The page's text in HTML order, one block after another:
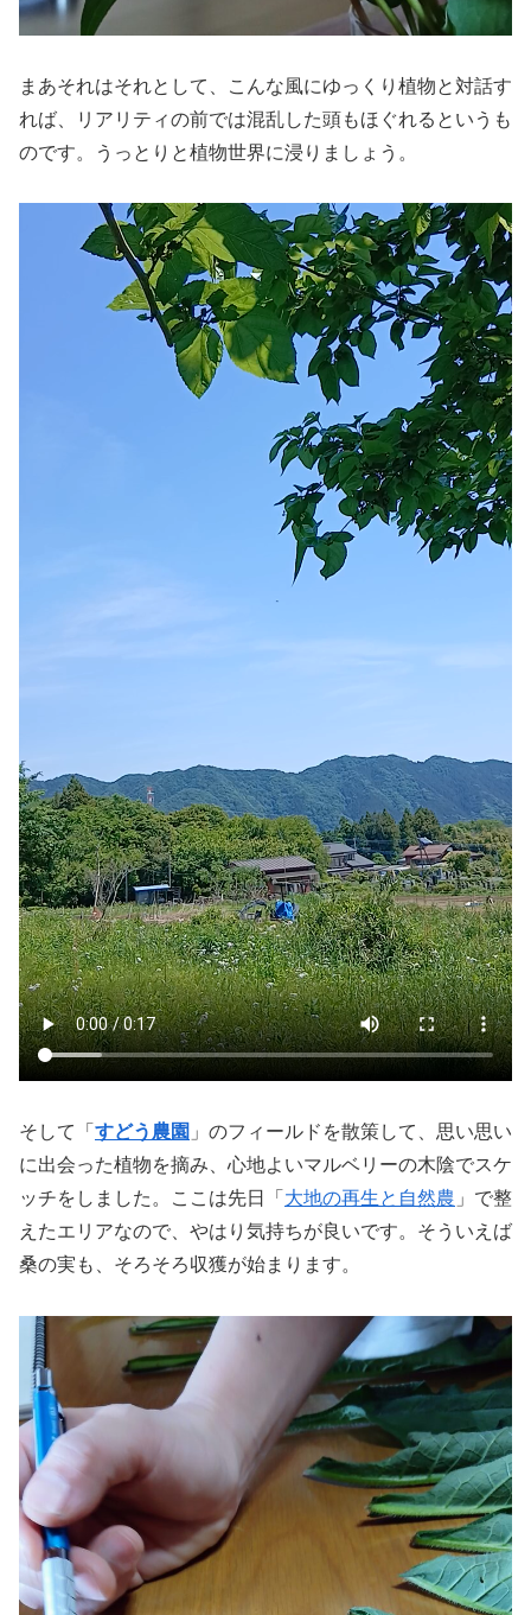
まあそれはそれとして、こんな風にゆっくり植物と対話す
れば、リアリティの前では混乱した頭もほぐれるというも
のです。うっとりと植物世界に浸りましょう。
そして「 すどう農園 」のフィールドを散策して、思い思い
に出会った植物を摘み、心地よいマルベリーの木陰でスケ
ッチをしました。ここは先日「 大地の再生と自然農 」で整
えたエリアなので、やはり気持ちが良いです。そういえば
桑の実も、そろそろ収獲が始まります。